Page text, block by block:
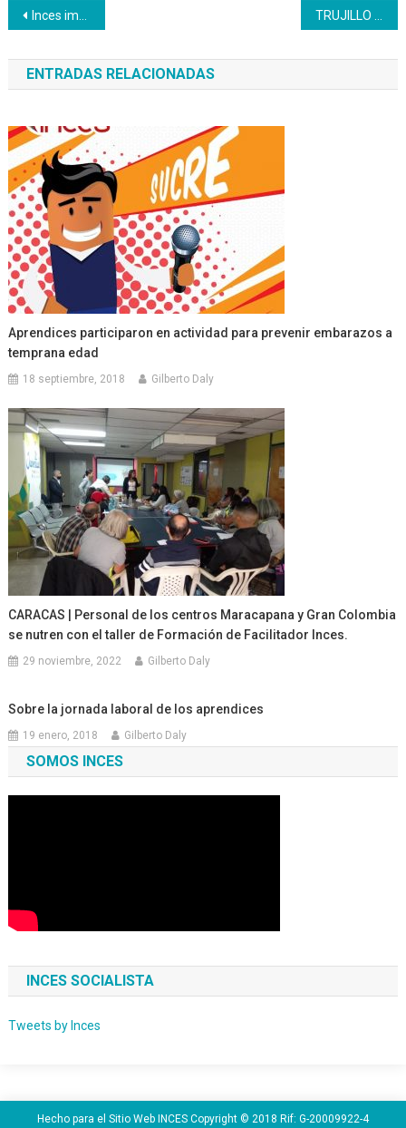
Navegación
de
entradas
Inces impulsa formación dual turística con enfoque OIT TRUJILLO | Inces Regional, celebró parrandon navideño con Expoferia Productiva del año 2025
ENTRADAS RELACIONADAS
Aprendices participaron en actividad para prevenir embarazos a
temprana edad
18 septiembre, 2018 Gilberto Daly
CARACAS | Personal de los centros Maracapana y Gran Colombia
se nutren con el taller de Formación de Facilitador Inces.
29 noviembre, 2022 Gilberto Daly
Sobre la jornada laboral de los aprendices
19 enero, 2018 Gilberto Daly
SOMOS INCES
INCES SOCIALISTA
Tweets by Inces
Hecho para el Sitio Web INCES Copyright © 2018 Rif: G-20009922-4